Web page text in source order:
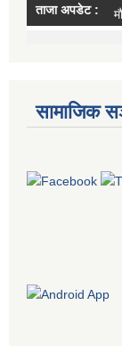
सामाजिक